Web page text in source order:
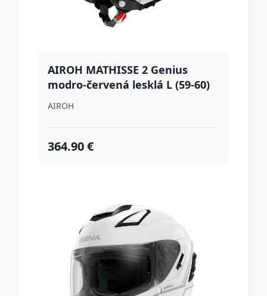
AIROH MATHISSE 2 Genius
modro-červená lesklá L (59-60)
AIROH
364.90 €